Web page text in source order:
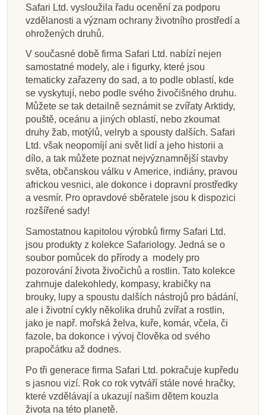
Safari Ltd. vysloužila řadu ocenění za podporu
vzdělanosti a význam ochrany životního prostředí a
ohrožených druhů.
V současné době firma Safari Ltd. nabízí nejen
samostatné modely, ale i figurky, které jsou
tematicky zařazeny do sad, a to podle oblastí, kde
se vyskytují, nebo podle svého živočišného druhu.
Můžete se tak detailně seznámit se zvířaty Arktidy,
pouště, oceánu a jiných oblastí, nebo zkoumat
druhy žab, motýlů, velryb a spousty dalších. Safari
Ltd. však neopomíjí ani svět lidí a jeho historii a
dílo, a tak můžete poznat nejvýznamnější stavby
světa, občanskou válku v Americe, indiány, pravou
africkou vesnici, ale dokonce i dopravní prostředky
a vesmír. Pro opravdové sběratele jsou k dispozici
rozšířené sady!
Samostatnou kapitolou výrobků firmy Safari Ltd.
jsou produkty z kolekce Safariology. Jedná se o
soubor pomůcek do přírody a modely pro
pozorování života živočichů a rostlin. Tato kolekce
zahrnuje dalekohledy, kompasy, krabičky na
brouky, lupy a spoustu dalších nástrojů pro bádání,
ale i životní cykly několika druhů zvířat a rostlin,
jako je např. mořská želva, kuře, komár, včela, či
fazole, ba dokonce i vývoj člověka od svého
prapočátku až dodnes.
Po tři generace firma Safari Ltd. pokračuje kupředu
s jasnou vizí. Rok co rok vytváří stále nové hračky,
které vzdělávají a ukazují našim dětem kouzla
života na této planetě.